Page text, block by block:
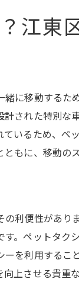
江東区の飼い主
ペットタクシー
ペットタクシー
ペットタクシー
トのための安全
飼い主も安心す
ペットのストレ
移動中のペッ
ペットタクシー
江東
に移動する
された特別
いるため、
もに、移動の
利便性があ
。ペットタ
を利用する
上させる貴重